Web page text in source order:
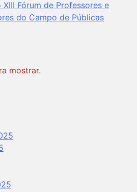
Fórum de Professores e
do Campo de Públicas
mostrar.